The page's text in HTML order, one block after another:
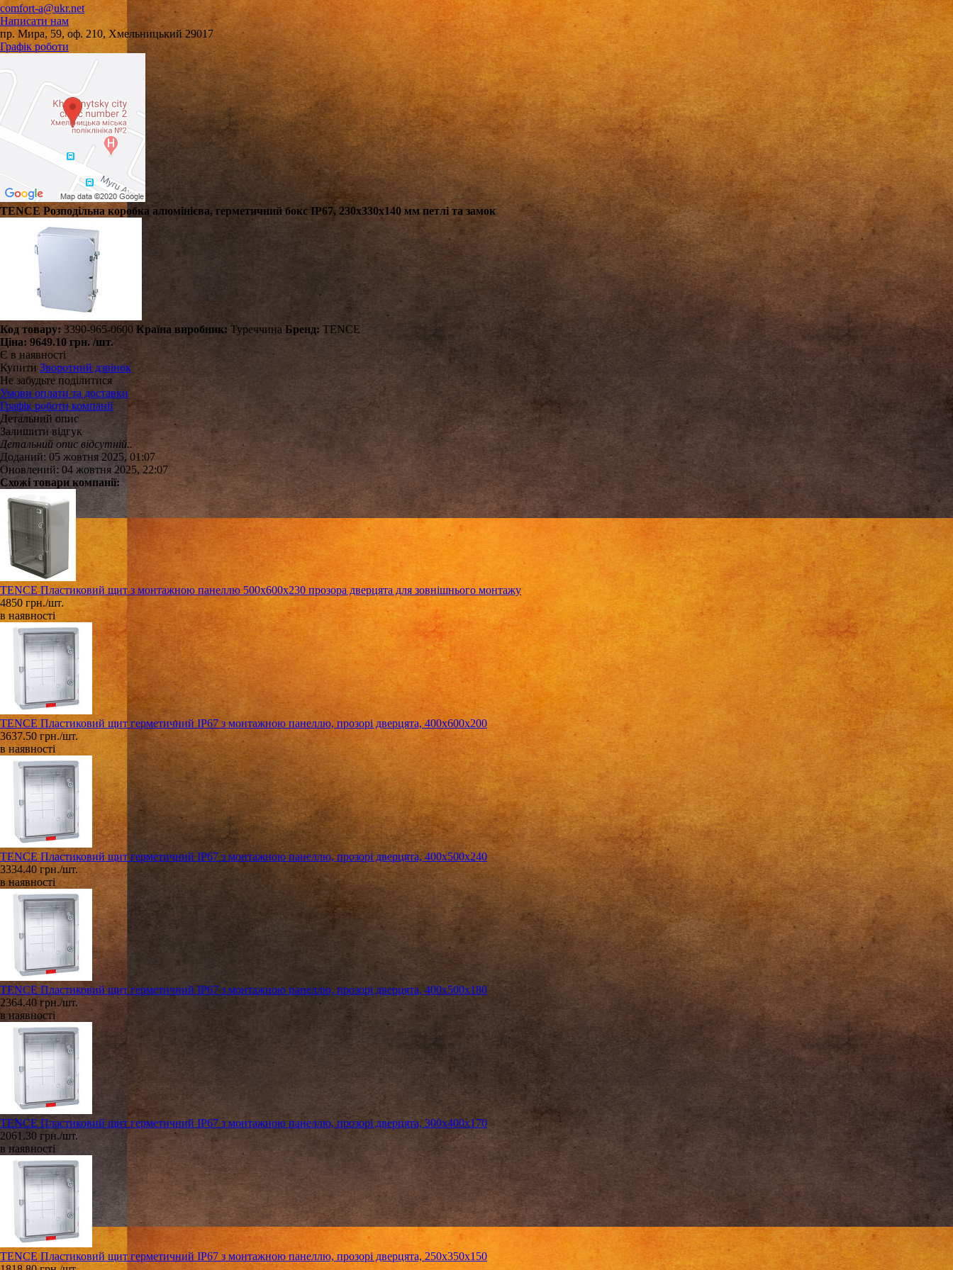
comfort-a@ukr.net
Написати нам
пр. Мира, 59, оф. 210, Хмельницький 29017
Графік роботи
TENCE Розподільна коробка алюмінієва, герметичний бокс IP67, 230х330х140 мм петлі та замок
Код товару:3390-965-0600 Країна виробник: Туреччина Бренд: TENCE
Ціна: 9649.10 грн. /шт.
Є в наявності
Купити Зворотний дзвінок
Не забудьте поділитися
Умови оплати та доставки
Графік роботи компанії
Детальний опис
Залишити відгук
Детальний опис відсутній..
Доданий: 05 жовтня 2025, 01:07
Оновлений: 04 жовтня 2025, 22:07
Схожі товари компанії:
TENCE Пластиковий щит з монтажною панеллю 500х600х230 прозора дверцята для зовнішнього монтажу
4850 грн./шт.
в наявності
TENCE Пластиковий щит герметичний IP67 з монтажною панеллю, прозорі дверцята, 400х600х200
3637.50 грн./шт.
в наявності
TENCE Пластиковий щит герметичний IP67 з монтажною панеллю, прозорі дверцята, 400х500х240
3334.40 грн./шт.
в наявності
TENCE Пластиковий щит герметичний IP67 з монтажною панеллю, прозорі дверцята, 400х500х180
2364.40 грн./шт.
в наявності
TENCE Пластиковий щит герметичний IP67 з монтажною панеллю, прозорі дверцята, 300х400х170
2061.30 грн./шт.
в наявності
TENCE Пластиковий щит герметичний IP67 з монтажною панеллю, прозорі дверцята, 250х350х150